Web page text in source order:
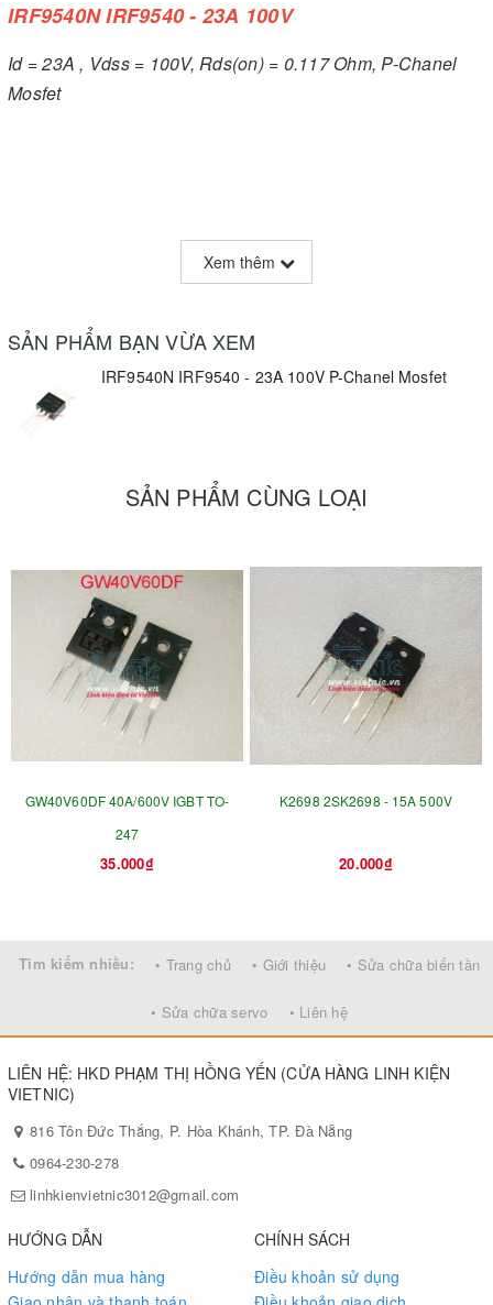
IRF9540N IRF9540 - 23A 100V
Id = 23A , Vdss = 100V, Rds(on) = 0.117 Ohm, P-Chanel
Mosfet
Xem thêm
SẢN PHẨM BẠN VỪA XEM
IRF9540N IRF9540 - 23A 100V P-Chanel Mosfet
SẢN PHẨM CÙNG LOẠI
GW40V60DF 40A/600V IGBT TO-
247
35.000₫
K2698 2SK2698 - 15A 500V
20.000₫
Tìm kiếm nhiều: • Trang chủ • Giới thiệu • Sửa chữa biến tần
• Sửa chữa servo • Liên hệ
LIÊN HỆ: HKD PHẠM THỊ HỒNG YẾN (CỬA HÀNG LINH KIỆN
VIETNIC)
816 Tôn Đức Thắng, P. Hòa Khánh, TP. Đà Nẵng
0964-230-278
linhkienvietnic3012@gmail.com
HƯỚNG DẪN
Hướng dẫn mua hàng
CHÍNH SÁCH
Điều khoản sử dụng